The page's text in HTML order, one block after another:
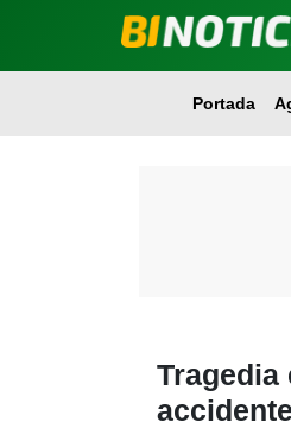
Portada
Tragedia
accidente